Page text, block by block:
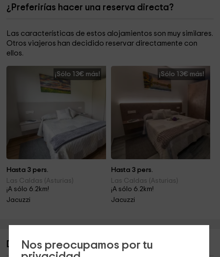
Nos preocupamos por tu
¿Preferirías hacer una reserva directa?
Las características de estos alojamientos son muy similares.
Otros viajeros han decidido reservar directamente con
ellos.
¡Sólo 13€ más!
Hasta 3 pers.
Las Caldas (Asturias)
¡A sólo 6.2km!
Jacuzzi
¡Sólo 13€ más!
Hasta 3 pers.
Las Caldas (Asturias)
¡A sólo 6.2km!
Jacuzzi
Descripción de La Pruvía I